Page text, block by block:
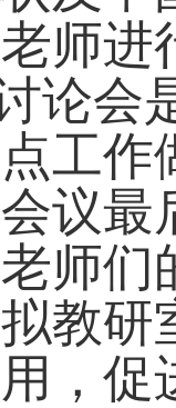
师进
论会
工
议最
师们
教研
，促